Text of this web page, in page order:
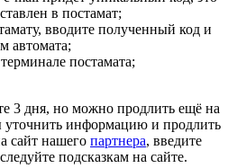
в постамат;
вводите полученный код и
автомата;
постамата;
3 дня, но можно продлить ещё на
информацию и продлить
сайт нашего партнера, введите
подсказкам на сайте.